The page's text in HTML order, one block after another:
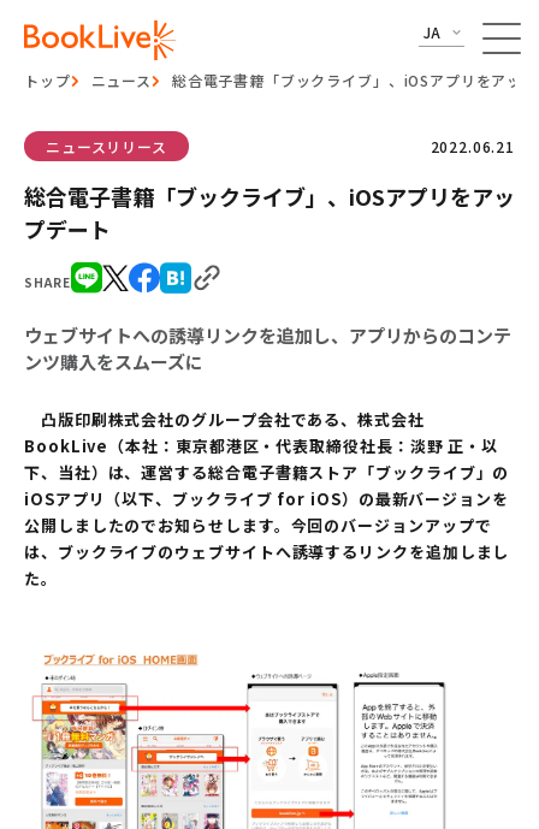
JA
トップ ニュース 総合電子書籍「ブックライブ」、iOSアプリをアッ
SHARE
ニュースリリース 2022.06.21
総合電子書籍「ブックライブ」、iOSアプリをアッ
プデート
ウェブサイトへの誘導リンクを追加し、アプリからのコンテ
ンツ購入をスムーズに
凸版印刷株式会社のグループ会社である、株式会社
BookLive（本社：東京都港区・代表取締役社長：淡野 正・以
下、当社）は、運営する総合電子書籍ストア「ブックライブ」の
iOSアプリ（以下、ブックライブ for iOS）の最新バージョンを
公開しましたのでお知らせします。今回のバージョンアップで
は、ブックライブのウェブサイトへ誘導するリンクを追加しまし
た。